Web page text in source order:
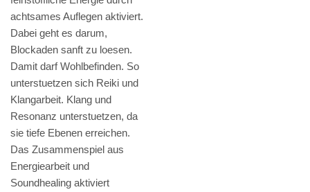
achtsames Auflegen aktiviert.
Dabei geht es darum,
Blockaden sanft zu loesen.
Damit darf Wohlbefinden. So
unterstuetzen sich Reiki und
Klangarbeit. Klang und
Resonanz unterstuetzen, da
sie tiefe Ebenen erreichen.
Das Zusammenspiel aus
Energiearbeit und
Soundhealing aktiviert